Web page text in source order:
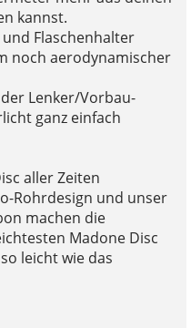
kannst.
und Flaschenhalter
noch aerodynamischer
Lenker/Vorbau-
ganz einfach
aller Zeiten
Rohrdesign und unser
machen die
Madone Disc
leicht wie das